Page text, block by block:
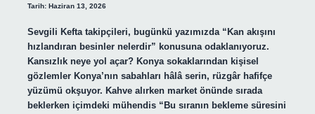
Tarih: Haziran 13, 2026
Sevgili Kefta takipçileri, bugünkü yazımızda “Kan akışını
hızlandıran besinler nelerdir” konusuna odaklanıyoruz.
Kansızlık neye yol açar? Konya sokaklarından kişisel
gözlemler Konya’nın sabahları hâlâ serin, rüzgâr hafifçe
yüzümü okşuyor. Kahve alırken market önünde sırada
beklerken içimdeki mühendis “Bu sıranın bekleme süresini